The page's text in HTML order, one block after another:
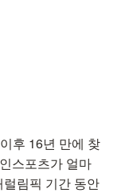
후 16년 만에 찾
스포츠가 얼마
럴림픽 기간 동안